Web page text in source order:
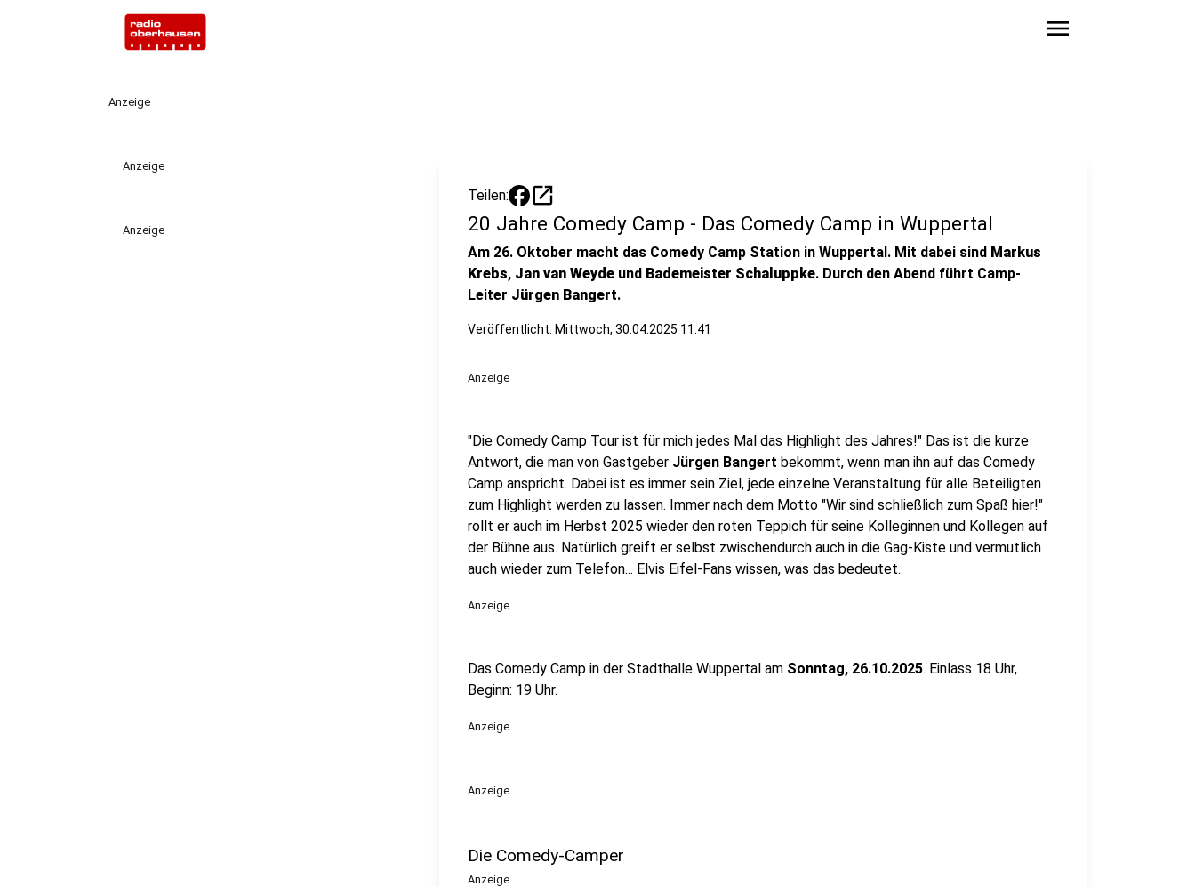
menu
Anzeige
Anzeige
Anzeige
Teilen: open_in_new
20 Jahre Comedy Camp - Das Comedy Camp in Wuppertal
Am 26. Oktober macht das Comedy Camp Station in Wuppertal. Mit dabei sind Markus
Krebs, Jan van Weyde und Bademeister Schaluppke. Durch den Abend führt Camp-
Leiter Jürgen Bangert.
Veröffentlicht: Mittwoch, 30.04.2025 11:41
Anzeige
"Die Comedy Camp Tour ist für mich jedes Mal das Highlight des Jahres!" Das ist die kurze
Antwort, die man von Gastgeber Jürgen Bangert bekommt, wenn man ihn auf das Comedy
Camp anspricht. Dabei ist es immer sein Ziel, jede einzelne Veranstaltung für alle Beteiligten
zum Highlight werden zu lassen. Immer nach dem Motto "Wir sind schließlich zum Spaß hier!"
rollt er auch im Herbst 2025 wieder den roten Teppich für seine Kolleginnen und Kollegen auf
der Bühne aus. Natürlich greift er selbst zwischendurch auch in die Gag-Kiste und vermutlich
auch wieder zum Telefon... Elvis Eifel-Fans wissen, was das bedeutet.
Anzeige
Das Comedy Camp in der Stadthalle Wuppertal am Sonntag, 26.10.2025. Einlass 18 Uhr,
Beginn: 19 Uhr.
Anzeige
Anzeige
Die Comedy-Camper
Anzeige